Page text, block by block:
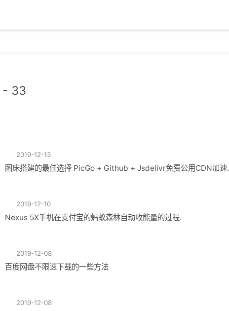
- 33
2019-12-13
图床搭建的最佳选择 PicGo + Github + Jsdelivr免费公用CDN加速.
2019-12-10
Nexus 5X手机在支付宝的蚂蚁森林自动收能量的过程.
2019-12-08
百度网盘不限速下载的一些方法
2019-12-08